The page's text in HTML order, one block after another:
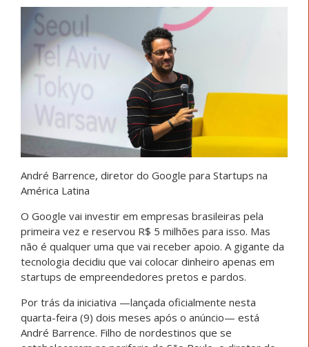
André Barrence, diretor do Google para Startups na
América Latina
O Google vai investir em empresas brasileiras pela
primeira vez e reservou R$ 5 milhões para isso. Mas
não é qualquer uma que vai receber apoio. A gigante da
tecnologia decidiu que vai colocar dinheiro apenas em
startups de empreendedores pretos e pardos.
Por trás da iniciativa —lançada oficialmente nesta
quarta-feira (9) dois meses após o anúncio— está
André Barrence. Filho de nordestinos que se